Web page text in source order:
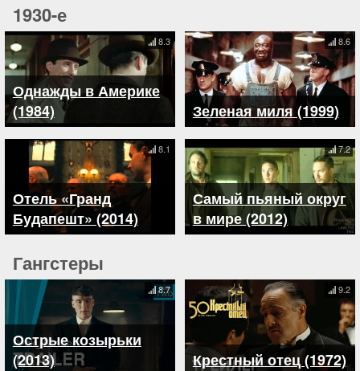
1930-е
Однажды в Америке
(1984)
8.3
Зеленая миля (1999)
8.6
Отель «Гранд
Будапешт» (2014)
8.1
Самый пьяный округ
в мире (2012)
7.2
Гангстеры
Острые козырьки
(2013)
8.7
Крестный отец (1972)
9.2